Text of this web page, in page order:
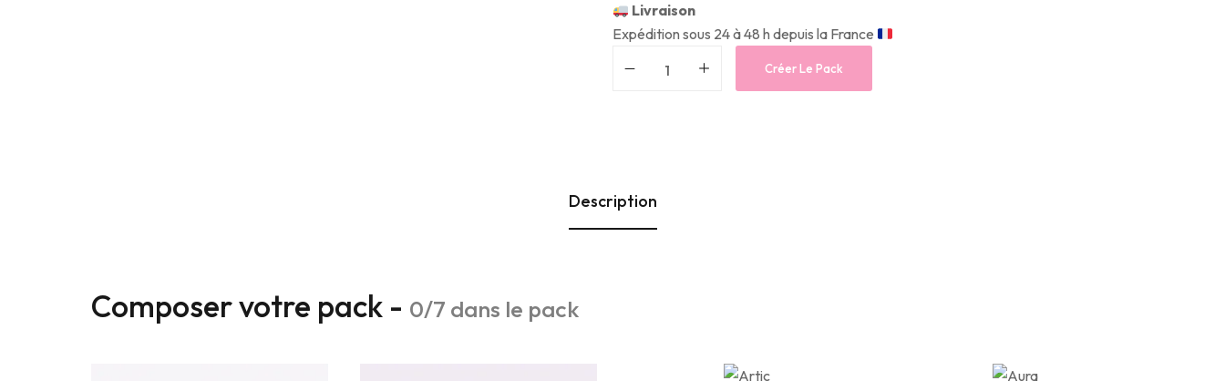
Livraison
Expédition sous 24 à 48 h depuis la France
Créer Le Pack
Description
Composer votre pack - 0/7 dans le pack